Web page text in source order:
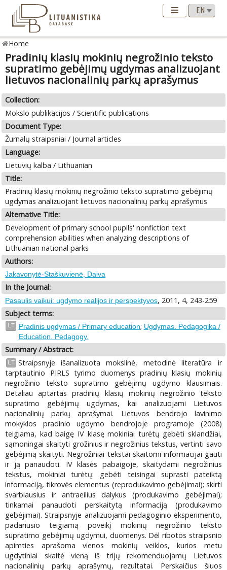
Home
Pradinių klasių mokinių negrožinio teksto
supratimo gebėjimų ugdymas analizuojant
lietuvos nacionalinių parkų aprašymus
Collection:
Mokslo publikacijos / Scientific publications
Document Type:
Žurnalų straipsniai / Journal articles
Language:
Lietuvių kalba / Lithuanian
Title:
Pradinių klasių mokinių negrožinio teksto supratimo gebėjimų
ugdymas analizuojant lietuvos nacionalinių parkų aprašymus
Alternative Title:
Development of primary school pupils' nonfiction text
comprehension abilities when analyzing descriptions of
Lithuanian national parks
Authors:
Jakavonytė-Staškuvienė, Daiva
In the Journal:
Pasaulis vaikui: ugdymo realijos ir perspektyvos, 2011, 4, 243-259
Subject terms:
LT Pradinis ugdymas / Primary education; Ugdymas. Pedagogika /
Education. Pedagogy.
Summary / Abstract:
LT Straipsnyje išanalizuota mokslinė, metodinė literatūra ir
tarptautinio PIRLS tyrimo duomenys pradinių klasių mokinių
negrožinio teksto supratimo gebėjimų ugdymo klausimais.
Detaliau aptartas pradinių klasių mokinių negrožinio teksto
supratimo gebėjimų ugdymas, kai analizuojami Lietuvos
nacionalinių parkų aprašymai. Lietuvos bendrojo lavinimo
mokyklos pradinio ugdymo bendrojoje programoje (2008)
teigiama, kad baigę IV klasę mokiniai turėtų gebėti sklandžiai,
sąmoningai skaityti grožinius ir negrožinius tekstus, vertinti savo
gebėjimą skaityti. Negrožiniai tekstai skaitomi informacijai gauti
ir ją panaudoti. IV klasės pabaigoje, skaitydami negrožinius
tekstus, mokiniai turėtų: gebėti teisingai suprasti pateiktą
informaciją, tikrovės elementus (reprodukavimo gebėjimai); skirti
svarbiausius ir antraeilius dalykus (produkavimo gebėjimai);
tinkamai panaudoti perskaitytą informaciją (produkavimo
gebėjimai). Straipsnyje analizuojami pedagoginio eksperimento,
padariusio teigiamą poveikį mokinių negrožinio teksto
supratimo gebėjimų ugdymui, duomenys. Dėl ribotos straipsnio
apimties aprašoma vienos mokinių veiklos, kurios metu
ugdytiniai skaitė vieną iš trijų rekomenduojamų Lietuvos
nacionalinių parkų aprašymų, rezultatai. Perskaičius šiuos